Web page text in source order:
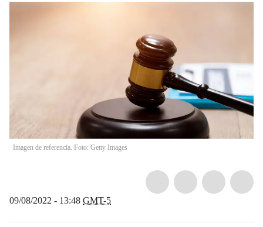
Imagen de referencia. Foto: Getty Images
09/08/2022 - 13:48 GMT-5